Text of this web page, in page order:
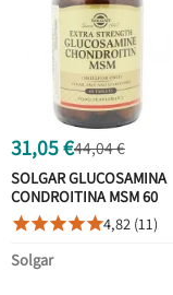
31,05 €44,04 €
SOLGAR GLUCOSAMINA
CONDROITINA MSM 60
COMPIMIDOS
4,82 (11)
Solgar